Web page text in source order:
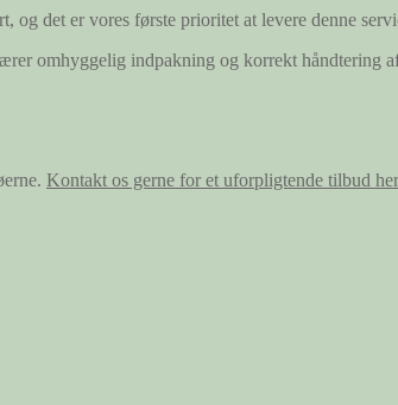
det er vores første prioritet at levere denne
omhyggelig indpakning og korrekt håndtering
Kontakt os gerne for et uforpligtende tilbud her